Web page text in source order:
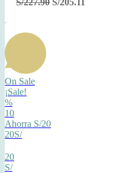
S/227.90 S/205.11
On Sale
¡Sale!
%
10
Ahorra S/20
20S/
20
S/